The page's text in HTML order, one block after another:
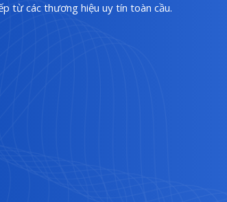
từ các thương hiệu uy tín toàn cầu.